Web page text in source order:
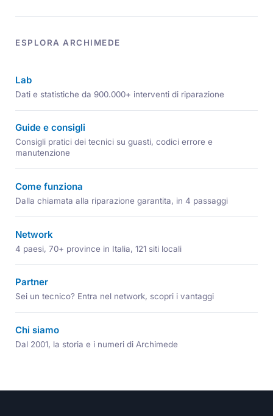
ESPLORA ARCHIMEDE
Lab
Dati e statistiche da 900.000+ interventi di riparazione
Guide e consigli
Consigli pratici dei tecnici su guasti, codici errore e
manutenzione
Come funziona
Dalla chiamata alla riparazione garantita, in 4 passaggi
Network
4 paesi, 70+ province in Italia, 121 siti locali
Partner
Sei un tecnico? Entra nel network, scopri i vantaggi
Chi siamo
Dal 2001, la storia e i numeri di Archimede